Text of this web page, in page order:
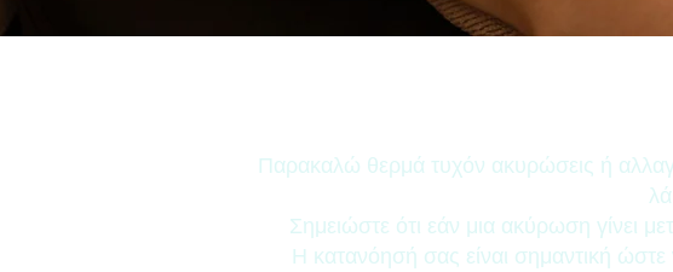
Παρακαλώ θερμά τυχόν ακυρώσεις ή
Σημειώστε ότι εάν μια ακύρωση γίνει
H κατανόησή σας είναι σημαντική